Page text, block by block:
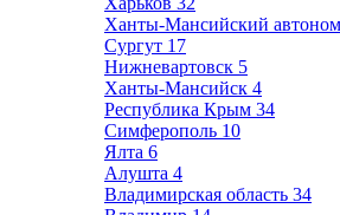
Ханты-Мансийский
Сургут 17
Нижневартовск 5
Ханты-Мансийск 4
Республика Крым 34
Симферополь 10
Ялта 6
Алушта 4
Владимирская область 34